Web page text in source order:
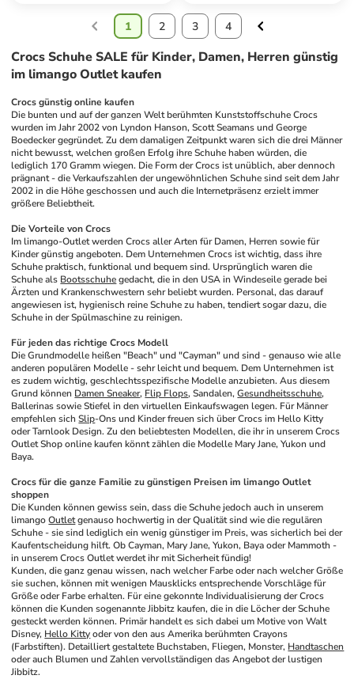
1 2 3 4
Crocs Schuhe SALE für Kinder, Damen, Herren günstig
im limango Outlet kaufen
Crocs günstig online kaufen
Die bunten und auf der ganzen Welt berühmten Kunststoffschuhe Crocs
wurden im Jahr 2002 von Lyndon Hanson, Scott Seamans und George
Boedecker gegründet. Zu dem damaligen Zeitpunkt waren sich die drei Männer
nicht bewusst, welchen großen Erfolg ihre Schuhe haben würden, die
lediglich 170 Gramm wiegen. Die Form der Crocs ist unüblich, aber dennoch
prägnant - die Verkaufszahlen der ungewöhnlichen Schuhe sind seit dem Jahr
2002 in die Höhe geschossen und auch die Internetpräsenz erzielt immer
größere Beliebtheit.
Die Vorteile von Crocs
Im limango-Outlet werden Crocs aller Arten für Damen, Herren sowie für
Kinder günstig angeboten. Dem Unternehmen Crocs ist wichtig, dass ihre
Schuhe praktisch, funktional und bequem sind. Ursprünglich waren die
Schuhe als Bootsschuhe gedacht, die in den USA in Windeseile gerade bei
Ärzten und Krankenschwestern sehr beliebt wurden. Personal, das darauf
angewiesen ist, hygienisch reine Schuhe zu haben, tendiert sogar dazu, die
Schuhe in der Spülmaschine zu reinigen.
Für jeden das richtige Crocs Modell
Die Grundmodelle heißen "Beach" und "Cayman" und sind - genauso wie alle
anderen populären Modelle - sehr leicht und bequem. Dem Unternehmen ist
es zudem wichtig, geschlechtsspezifische Modelle anzubieten. Aus diesem
Grund können Damen Sneaker, Flip Flops, Sandalen, Gesundheitsschuhe,
Ballerinas sowie Stiefel in den virtuellen Einkaufswagen legen. Für Männer
empfehlen sich Slip-Ons und Kinder freuen sich über Crocs im Hello Kitty
oder Tarnlook Design. Zu den beliebtesten Modellen, die ihr in unserem Crocs
Outlet Shop online kaufen könnt zählen die Modelle Mary Jane, Yukon und
Baya.
Crocs für die ganze Familie zu günstigen Preisen im limango Outlet
shoppen
Die Kunden können gewiss sein, dass die Schuhe jedoch auch in unserem
limango Outlet genauso hochwertig in der Qualität sind wie die regulären
Schuhe - sie sind lediglich ein wenig günstiger im Preis, was sicherlich bei der
Kaufentscheidung hilft. Ob Cayman, Mary Jane, Yukon, Baya oder Mammoth -
in unserem Crocs Outlet werdet ihr mit Sicherheit fündig!
Kunden, die ganz genau wissen, nach welcher Farbe oder nach welcher Größe
sie suchen, können mit wenigen Mausklicks entsprechende Vorschläge für
Größe oder Farbe erhalten. Für eine gekonnte Individualisierung der Crocs
können die Kunden sogenannte Jibbitz kaufen, die in die Löcher der Schuhe
gesteckt werden können. Primär handelt es sich dabei um Motive von Walt
Disney, Hello Kitty oder von den aus Amerika berühmten Crayons
(Farbstiften). Detailliert gestaltete Buchstaben, Fliegen, Monster, Handtaschen
oder auch Blumen und Zahlen vervollständigen das Angebot der lustigen
Jibbitz.